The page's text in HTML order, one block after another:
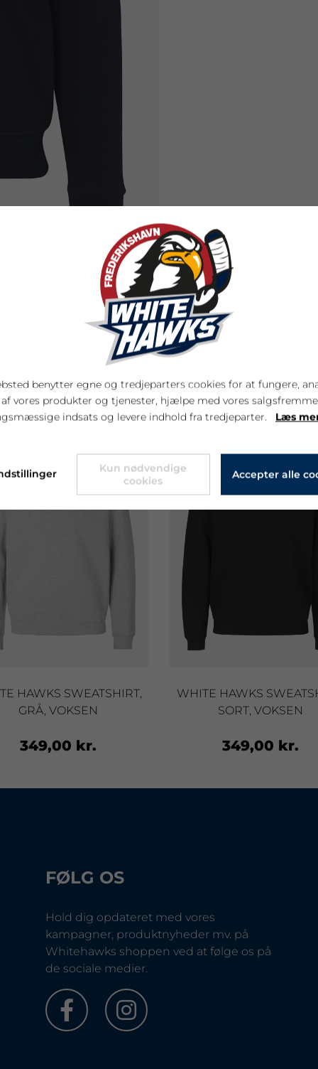
HAWKS SWEATSHIRT,
GRÅ, VOKSEN
349,00 kr.
WHITE HAWKS
SORT, VOKSEN
349,00 kr.
FØLG OS
Hold dig opdateret med vores
kampagner, produktnyheder mv. på
Whitehawks shoppen ved at følge os på
de sociale medier.
benytter egne og tredjeparters cookies for at fungere,
vores produkter og tjenester, hjælpe med vores
indsats og levere indhold fra tredjeparter. Læs
Kun nødvendige
cookies
Accepter alle